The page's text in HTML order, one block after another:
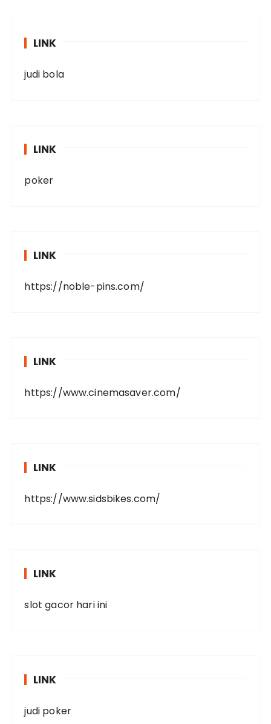
LINK
judi bola
LINK
poker
LINK
https://noble-pins.com/
LINK
https://www.cinemasaver.com/
LINK
https://www.sidsbikes.com/
LINK
slot gacor hari ini
LINK
judi poker